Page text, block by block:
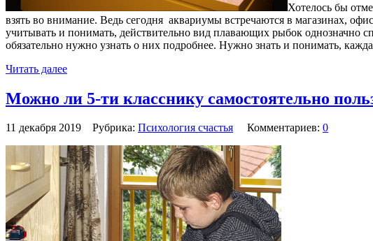
Хотелось бы
взять во внимание. Ведь сегодня аквариумы встречаются в магазинах,
учитывать и понимать, действительно вид плавающих рыбок однозначно
обязательно нужно узнать о них подробнее. Нужно знать и понимать,
Читать далее
Можно ли 5-ти класснику самостоятельно
11 декабря 2019 Рубрика: Психология счастья Комментариев: 0